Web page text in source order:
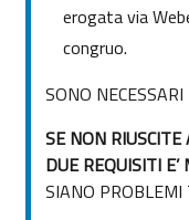
erogata via
congruo.
SONO
SE NON RIUSCITE
DUE REQUISITI
SIANO PROBLEMI